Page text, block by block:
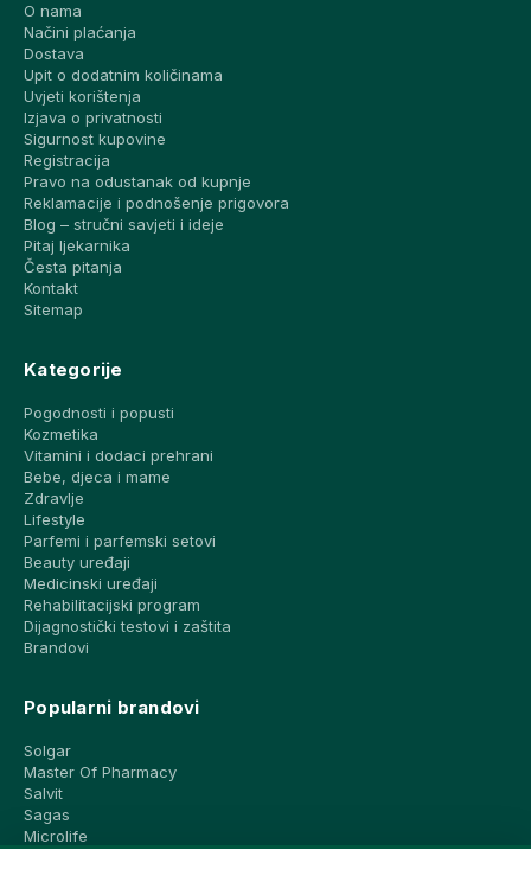
O nama
Načini plaćanja
Dostava
Upit o dodatnim količinama
Uvjeti korištenja
Izjava o privatnosti
Sigurnost kupovine
Registracija
Pravo na odustanak od kupnje
Reklamacije i podnošenje prigovora
Blog – stručni savjeti i ideje
Pitaj ljekarnika
Česta pitanja
Kontakt
Sitemap
Kategorije
Pogodnosti i popusti
Kozmetika
Vitamini i dodaci prehrani
Bebe, djeca i mame
Zdravlje
Lifestyle
Parfemi i parfemski setovi
Beauty uređaji
Medicinski uređaji
Rehabilitacijski program
Dijagnostički testovi i zaštita
Brandovi
Popularni brandovi
Solgar
Master Of Pharmacy
Salvit
Sagas
Microlife